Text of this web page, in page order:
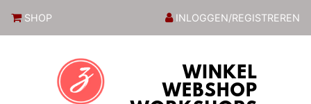
SHOP INLOGGEN/REGISTREREN